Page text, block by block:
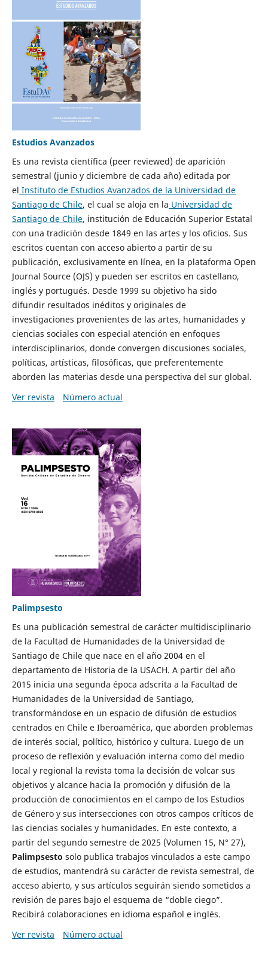
Estudios Avanzados
Es una revista científica (peer reviewed) de aparición
semestral (junio y diciembre de cada año) editada por
el Instituto de Estudios Avanzados de la Universidad de
Santiago de Chile, el cual se aloja en la Universidad de
Santiago de Chile, institución de Educación Superior Estatal
con una tradición desde 1849 en las artes y los oficios. Sus
escritos cuentan con acceso abierto a partir de su
publicación, exclusivamente en línea, en la plataforma Open
Journal Source (OJS) y pueden ser escritos en castellano,
inglés y portugués. Desde 1999 su objetivo ha sido
difundir resultados inéditos y originales de
investigaciones provenientes de las artes, humanidades y
ciencias sociales con especial atención en enfoques
interdisciplinarios, donde convergen discusiones sociales,
políticas, artísticas, filosóficas, que preferentemente
aborden las materias desde una perspectiva del sur global.
Ver revista
Número actual
Palimpsesto
Es una publicación semestral de carácter multidisciplinario
de la Facultad de Humanidades de la Universidad de
Santiago de Chile que nace en el año 2004 en el
departamento de Historia de la USACH. A partir del año
2015 inicia una segunda época adscrita a la Facultad de
Humanidades de la Universidad de Santiago,
transformándose en un espacio de difusión de estudios
centrados en Chile e Iberoamérica, que aborden problemas
de interés social, político, histórico y cultura. Luego de un
proceso de reflexión y evaluación interna como del medio
local y regional la revista toma la decisión de volcar sus
objetivos y alcance hacia la promoción y difusión de la
producción de conocimientos en el campo de los Estudios
de Género y sus intersecciones con otros campos críticos de
las ciencias sociales y humanidades. En este contexto, a
partir del segundo semestre de 2025 (Volumen 15, N° 27),
Palimpsesto solo publica trabajos vinculados a este campo
de estudios, mantendrá su carácter de revista semestral, de
acceso abierto, y sus artículos seguirán siendo sometidos a
revisión de pares bajo el esquema de “doble ciego”.
Recibirá colaboraciones en idioma español e inglés.
Ver revista
Número actual